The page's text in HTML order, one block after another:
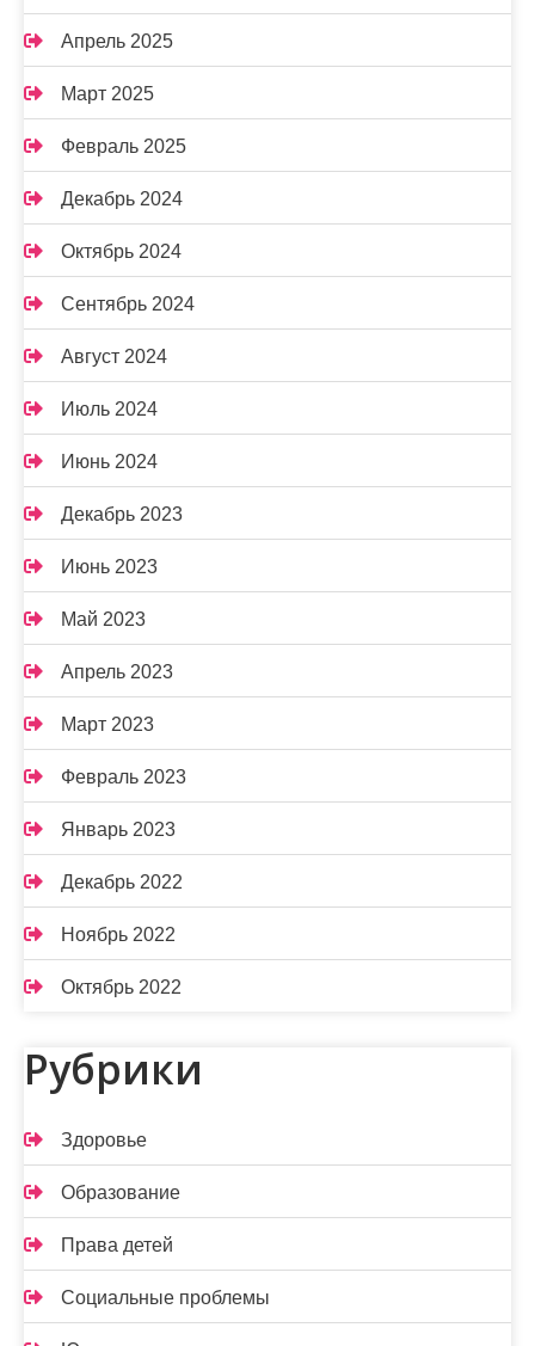
Апрель 2025
Март 2025
Февраль 2025
Декабрь 2024
Октябрь 2024
Сентябрь 2024
Август 2024
Июль 2024
Июнь 2024
Декабрь 2023
Июнь 2023
Май 2023
Апрель 2023
Март 2023
Февраль 2023
Январь 2023
Декабрь 2022
Ноябрь 2022
Октябрь 2022
Рубрики
Здоровье
Образование
Права детей
Социальные проблемы